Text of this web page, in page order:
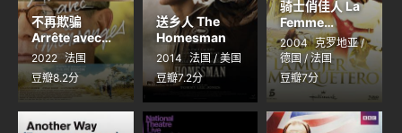
不再欺骗
Arrête avec
tes
mensonges
2022 法国
豆瓣8.2分
送乡人 The
Homesman
2014 法国 / 美国
豆瓣7.2分
骑士俏佳人 La
Femme
Musketeer
2004 克罗地亚 /
德国 / 法国
豆瓣7分